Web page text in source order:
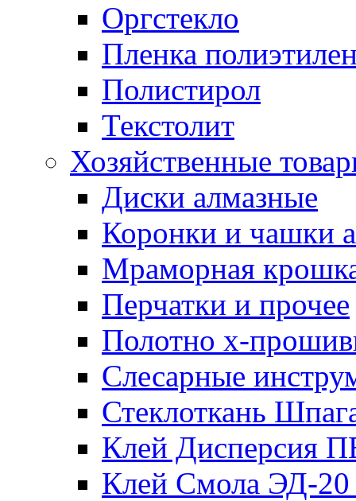
Оргстекло
Пленка
Полистирол
Текстолит
Хозяйственные
Диски алмазные
Коронки и чашки
Мраморная
Перчатки и прочее
Полотно х-
Слесарные
Стеклоткань
Клей Дисперсия
Клей Смола ЭД-20